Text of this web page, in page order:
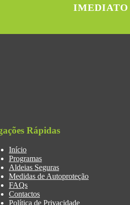
IMEDIATO
Rápidas
Início
Programas
Aldeias Seguras
Medidas de Autoproteção
FAQs
Contactos
Política de Privacidade